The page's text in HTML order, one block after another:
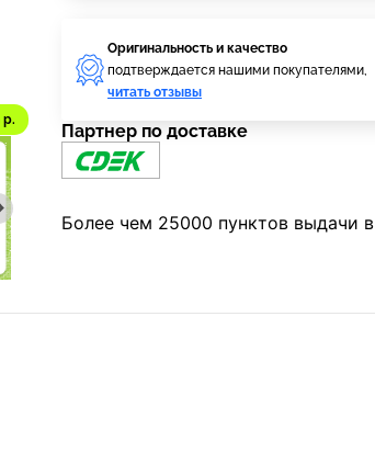
р.
Оригинальность и качество
подтверждается нашими покупателями,
читать отзывы
Партнер по доставке
Более чем 25000 пунктов выдачи